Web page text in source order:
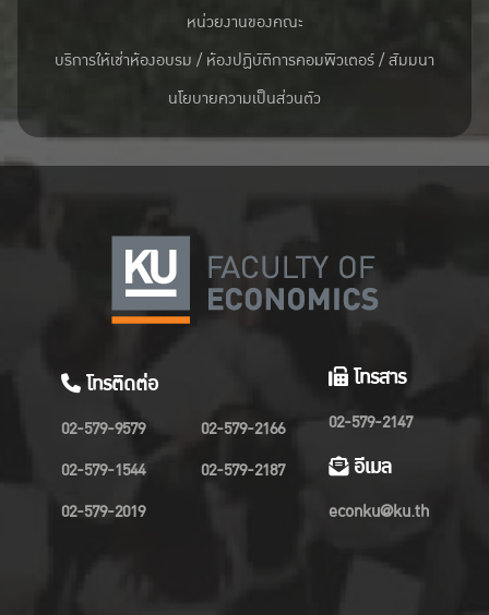
หน่วยงานของคณะ
บริการให้เช่าห้องอบรม / ห้องปฏิบัติการคอมพิวเตอร์ / สัมมนา
นโยบายความเป็นส่วนตัว
โทรติดต่อ
02-579-9579
02-579-1544
02-579-2019
02-579-2166
02-579-2187
โทรสาร
02-579-2147
อีเมล
econku@ku.th